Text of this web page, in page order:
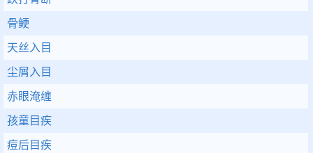
骨鲠
天丝入目
尘屑入目
赤眼淹缠
孩童目疾
痘后目疾